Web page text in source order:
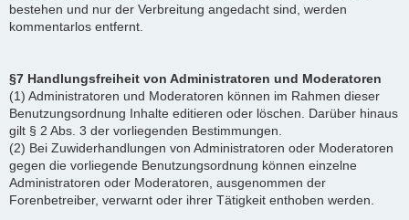
bestehen und nur der Verbreitung angedacht sind, werden
kommentarlos entfernt.
§7 Handlungsfreiheit von Administratoren und Moderatoren
(1) Administratoren und Moderatoren können im Rahmen dieser
Benutzungsordnung Inhalte editieren oder löschen. Darüber hinaus
gilt § 2 Abs. 3 der vorliegenden Bestimmungen.
(2) Bei Zuwiderhandlungen von Administratoren oder Moderatoren
gegen die vorliegende Benutzungsordnung können einzelne
Administratoren oder Moderatoren, ausgenommen der
Forenbetreiber, verwarnt oder ihrer Tätigkeit enthoben werden.